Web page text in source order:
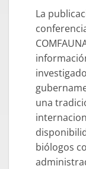
La
una
biólogos